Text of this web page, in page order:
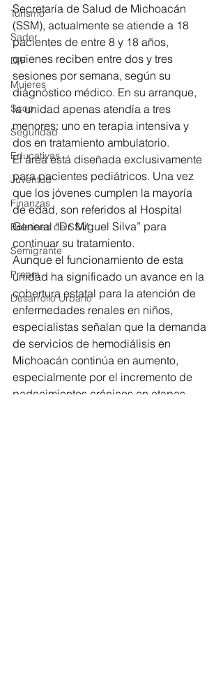
Turismo
Sader
DIF
Mujeres
Scop
Seguridad
Educativas
Juventud
Finanzas
Boletines de SSM
Semigrante
Proam
Desarrollo Urbano
Secretaría de Salud de Michoacán
(SSM), actualmente se atiende a 18
pacientes de entre 8 y 18 años,
quienes reciben entre dos y tres
sesiones por semana, según su
diagnóstico médico. En su arranque,
la unidad apenas atendía a tres
menores: uno en terapia intensiva y
dos en tratamiento ambulatorio.
El área está diseñada exclusivamente
para pacientes pediátricos. Una vez
que los jóvenes cumplen la mayoría
de edad, son referidos al Hospital
General “Dr. Miguel Silva” para
continuar su tratamiento.
Aunque el funcionamiento de esta
unidad ha significado un avance en la
cobertura estatal para la atención de
enfermedades renales en niños,
especialistas señalan que la demanda
de servicios de hemodiálisis en
Michoacán continúa en aumento,
especialmente por el incremento de
padecimientos crónicos en etapas